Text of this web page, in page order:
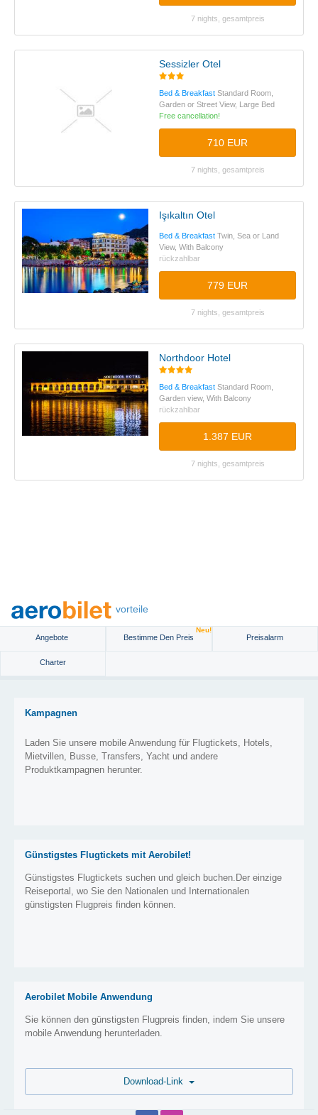
7 nights, gesamtpreis
Sessizler Otel
Bed & Breakfast Standard Room,
Garden or Street View, Large Bed
Free cancellation!
710 EUR
7 nights, gesamtpreis
Işıkaltın Otel
Bed & Breakfast Twin, Sea or Land
View, With Balcony
rückzahlbar
779 EUR
7 nights, gesamtpreis
Northdoor Hotel
Bed & Breakfast Standard Room,
Garden view, With Balcony
rückzahlbar
1.387 EUR
7 nights, gesamtpreis
vorteile
Angebote Bestimme Den Preis
Neu!
Preisalarm
Charter
Kampagnen
Laden Sie unsere mobile Anwendung für Flugtickets, Hotels,
Mietvillen, Busse, Transfers, Yacht und andere
Produktkampagnen herunter.
Günstigstes Flugtickets mit Aerobilet!
Günstigstes Flugtickets suchen und gleich buchen.Der einzige
Reiseportal, wo Sie den Nationalen und Internationalen
günstigsten Flugpreis finden können.
Aerobilet Mobile Anwendung
Sie können den günstigsten Flugpreis finden, indem Sie unsere
mobile Anwendung herunterladen.